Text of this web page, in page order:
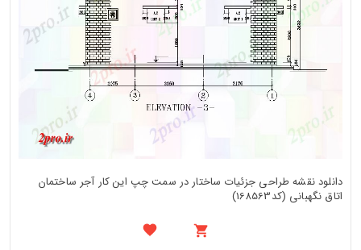
دانلود نقشه طراحی جزئیات ساختار در سمت چپ این کار آجر ساختمان
اتاق نگهبانی (کد168563)